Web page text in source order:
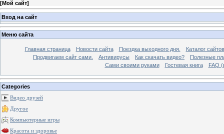
[Мой сайт]
Вход на сайт
Меню сайта
Главная страница Новости сайта Поездка выходного дня.
Каталог сайтов
Продвигаем сайт сами.
Антивирусы Как скачать видео?
Полезные
Сами своими руками
Гостевая книга FAQ
Categories
Видео друзей
Другое
Компьютерные игры
Красота и здоровье